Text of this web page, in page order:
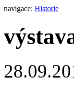
navigace: Historie